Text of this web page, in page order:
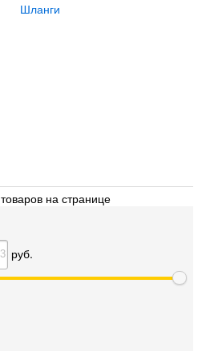
Шланги
товаров на странице
руб.